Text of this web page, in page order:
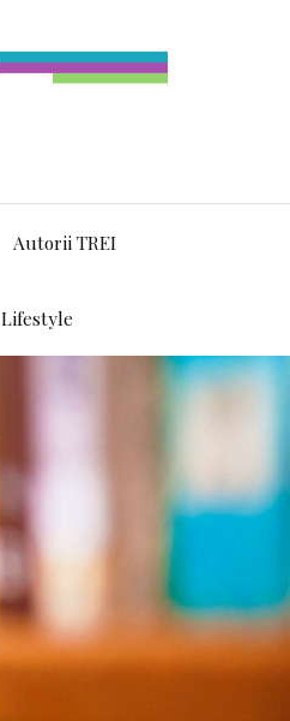
Autorii TREI
Lifestyle